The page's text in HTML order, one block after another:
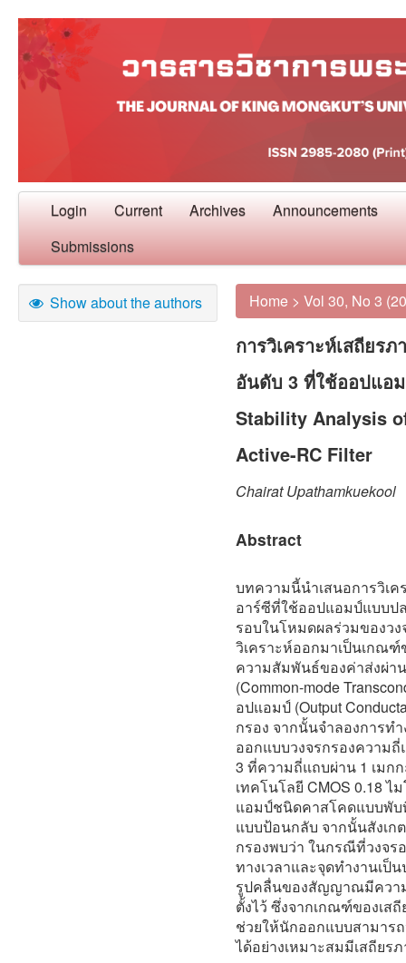
Login Current Archives Announcements
Submissions
Show about the authors Home > Vol 30, No 3
การวิเคราะห์เสถียร
อันดับ 3 ที่ใช้ออปแอ
Stability Analysis
Active-RC Filter
Chairat Upathamkuekool
Abstract
บทความนี้นำเสนอการวิเ
อาร์ซีที่ใช้ออปแอมป์แบบป
รอบในโหมดผลร่วมของว
วิเคราะห์ออกมาเป็นเกณฑ์
ความสัมพันธ์ของค่าส่งผ่า
(Common-mode
อปแอมป์ (Output
กรอง จากนั้นจำลองการท
ออกแบบวงจรกรองความ
3 ที่ความถี่แถบผ่าน 1 เมกก
เทคโนโลยี CMOS 0.18 ไ
แอมป์ชนิดคาสโคดแบบพับ
แบบป้อนกลับ จากนั้นสังเก
กรองพบว่า ในกรณีที่วงจร
ทางเวลาและจุดทำงานเป็
รูปคลื่นของสัญญาณมีควา
ตั้งไว้ ซึ่งจากเกณฑ์ของเส
ช่วยให้นักออกแบบสามาร
ได้อย่างเหมาะสมมีเสถียร